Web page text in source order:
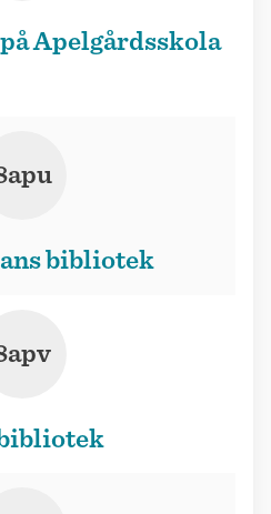
Apelgårdsskola
bibliotek